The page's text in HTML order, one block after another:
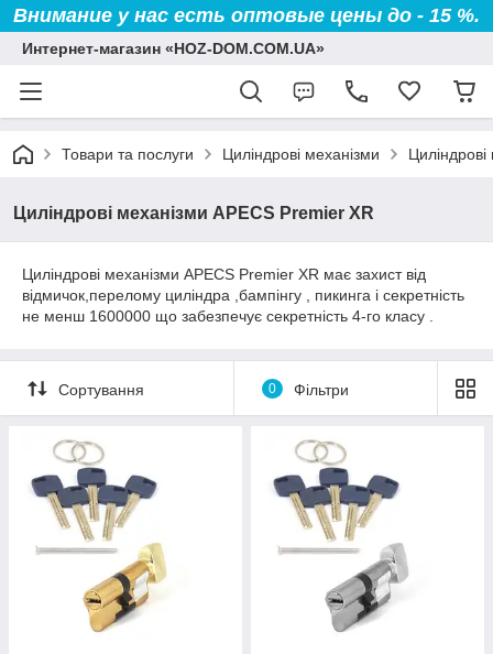
Внимание у нас есть оптовые цены до - 15 %.
Интернет-магазин «HOZ-DOM.COM.UA»
Товари та послуги Циліндрові механізми
Циліндрові механізми APECS Premier XR
Циліндрові механізми APECS Premier XR має захист від
відмичок,перелому циліндра ,бампінгу , пикинга і секретність
не менш 1600000 що забезпечує секретність 4-го класу .
Сортування 0 Фільтри